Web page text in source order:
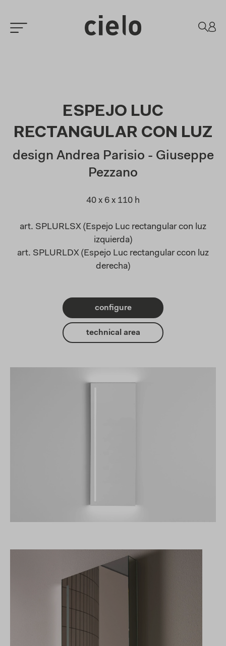
ESPEJO LUC
RECTANGULAR CON LUZ
design Andrea Parisio - Giuseppe
Pezzano
40 x 6 x 110 h
art. SPLURLSX (Espejo Luc rectangular con luz
izquierda)
art. SPLURLDX (Espejo Luc rectangular ccon luz
derecha)
configure
technical area